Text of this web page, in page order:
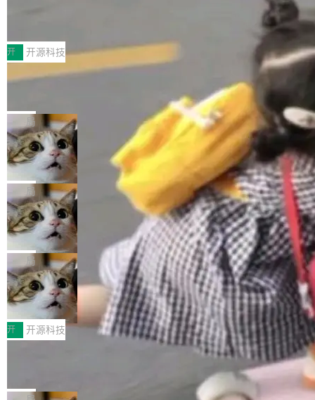
常维护操作，并完整支持 Iceberg V3 格式。
村国家自主创新示范区会议中心开幕。本届大会
由中关村智联软件服务业质量创新联盟主办，以
“智构可信·质创未来——AI原生时代的质量新范
式”为主题，直面AI从实验室走向规模化产业落地
的核心质量命题。会上，《2026智能研发生产力
工具选型手册》发布，Testin云测的Testin XAge
nt智能测试系统入选AI测试领域代表产品。对CI
O而言，这提示了一个转变：AI测试正在从效率
工具升级为企业的质量基础设施。 CIO面对的新
现实 过去两年，CIO们的焦虑清单上多了两项：
一是如何让大模型和智能体应用安全地从PoC走
向生产，二是如何让测试团队跟得上AI应用...
开 开源科技
让非法状态不可表示：一篇关于 ADT
有一种东西，一旦用过就回不去了。Alex Fedos
eev 管它叫"软件设计的基石"。 他说的东西不新
鲜——代数数据类型（ADT），尤其是和类型
（sum type）。但他说清楚了一件事：这不是类
型系统的学术体操，是日常编码的思维方式。 文
章从一个简单的例子切入。一个网站的深色主题
设置，如果用布尔值 + 可空字段来表示——bool
ean 表示是否可切换，nullable 的默认模式、浅
色方案、深色方案——会产生大量无意义的组
合。方案缺了、配置冲突了、全 null 了。要知道
哪些组合有效，作者说，你得靠"文档、校验、或
者部落知识"。 换个写法。Rust 的 enum，两个
变体：Switchable...
局
Cloudflare 开源内部企业 AI 平台 Clou
dflare OS
Cloudflare 发布了一个开源项目 Cloudflare O
S。如果你只看官方博客，你会觉得这是又一
个"AI 知识库 + 聊天机器人"——每个大厂都在
做，没什么新鲜的。 但 Kenton Varda 在 Twitte
r 上把事情说清楚了： 今天我们发布了 Cloudfla
re OS，一个带连接器的聊天机器人，跟其他所
有科技公司做的一样。只不过，实际上它不一
样。这是 Sandstorm.io 的重制版，我十年前的
那个创业公司。不同的是，这次它构建在 Cloudf
lare Workers 上——我花了九年时间搭建的平台
——并且深度集成了 AI。这基本上是我十年秘密
局
Deno 团队开源 Celld，可自托管的分
布式 Durable Objects
Ryan Dahl 领导的 Deno 团队推出了最新开源项
目 Celld，一个能在自己机器上运行 Cloudflare
Workers 和 Durable Objects 的守护进程。 设
计思路很直接：每个对象是一个独立的 SQLite
数据库，按名称寻址，复制到你自己的 S3 兼容
存储库里。节点之间只通过这个存储库协调——
没有控制平面，没有共识协议。每个对象自带一
个小型数据库，应用天然按分片构建，单个数据
库的竞争和爆炸半径问题在设计层面就被消除
了。 闲置的 cell 会休眠到几乎不占资源。当 cel
局
鲁大师7月新机性能/流畅/AI榜：vivo夺
性能、流畅双第一，三星Galaxy Z系列
新折叠缺席
2026年7月的手机市场，由于存储等硬件成本暴
增，手机厂商的日子也不好过啊，新机速度明显
放缓，因此硝烟味淡了许多。新机参数规格除开
Fold8 / Z Flip8）外，其余要么是中低端机器，
例如iQOO Z11i、REDMI Note 17、REDMI No
开 开源科技
Zed 编辑器团队发布了新项目——DeltaDB，一
个在 git commit 之间记录每一次编辑操作的版